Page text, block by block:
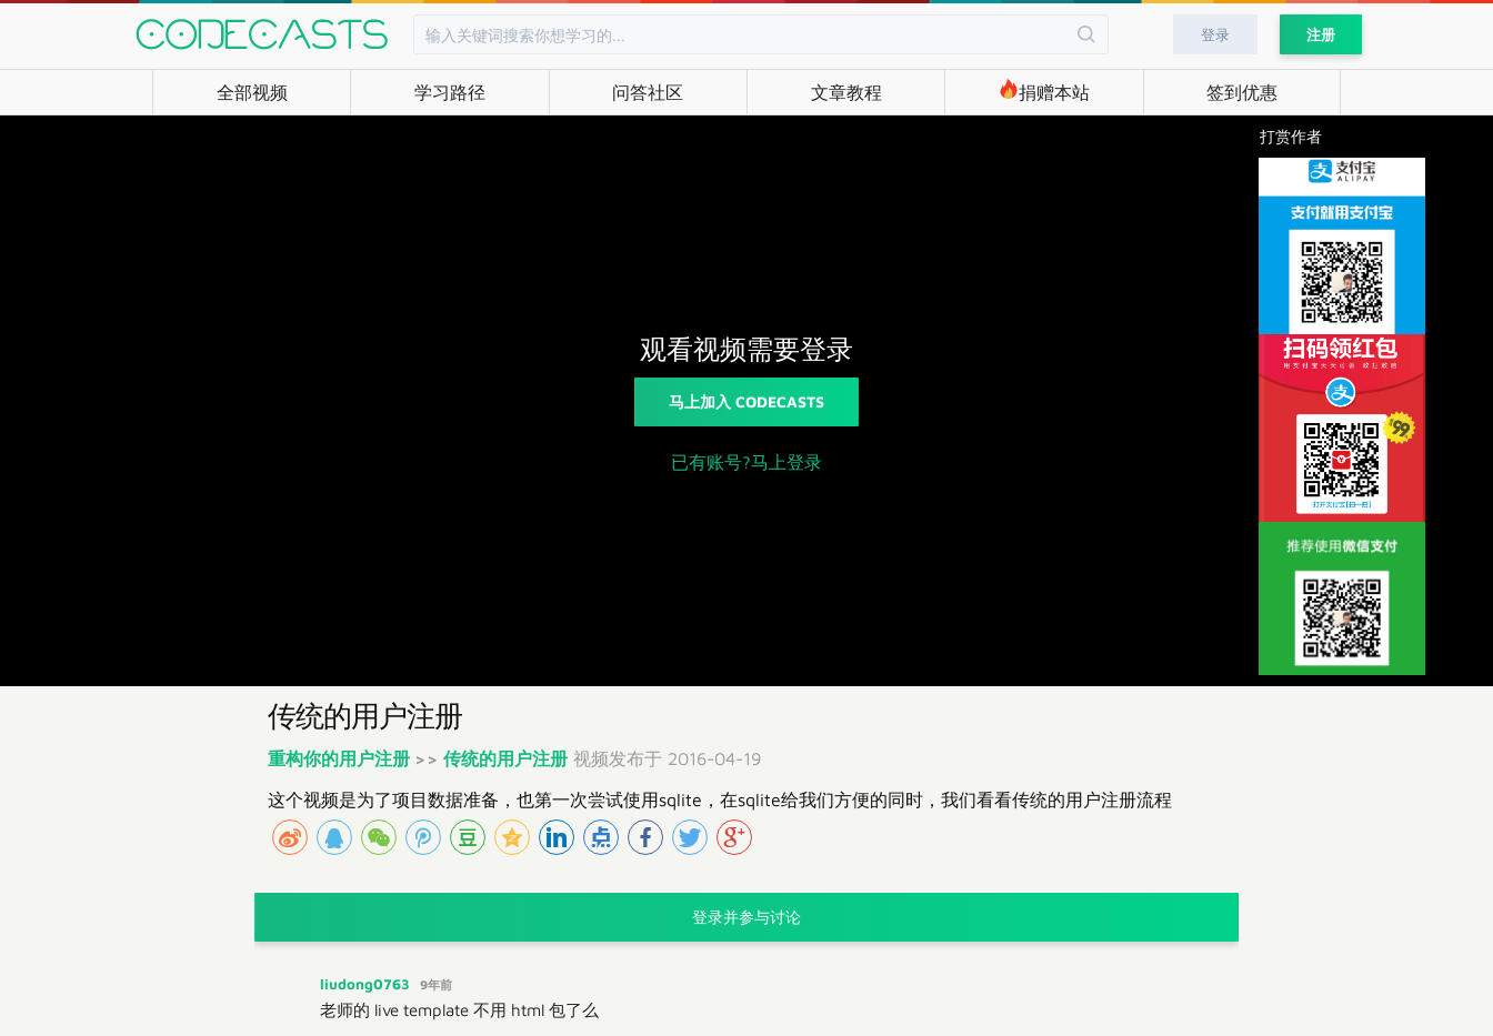
登录 注册
全部视频 学习路径 问答社区 文章教程 捐赠本站 签到优惠
观看视频需要登录
马上加入 CODECASTS
已有账号?马上登录
打赏作者
传统的用户注册
重构你的用户注册 >>传统的用户注册 视频发布于 2016-04-19
这个视频是为了项目数据准备，也第一次尝试使用sqlite，在sqlite给我们方便的同时，我们看看传统的用户注册流程
登录并参与讨论
liudong0763 9年前
老师的 live template 不用 html 包了么